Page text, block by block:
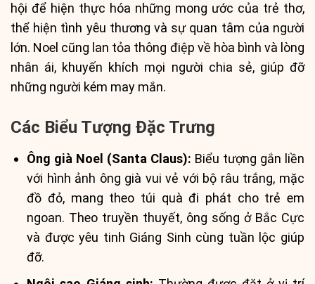
hội để hiện thực hóa những mong ước của trẻ thơ,
thể hiện tình yêu thương và sự quan tâm của người
lớn. Noel cũng lan tỏa thông điệp về hòa bình và lòng
nhân ái, khuyến khích mọi người chia sẻ, giúp đỡ
những người kém may mắn.
Các Biểu Tượng Đặc Trưng
Ông già Noel (Santa Claus): Biểu tượng gắn liền
với hình ảnh ông già vui vẻ với bộ râu trắng, mặc
đồ đỏ, mang theo túi quà đi phát cho trẻ em
ngoan. Theo truyền thuyết, ông sống ở Bắc Cực
và được yêu tinh Giáng Sinh cùng tuần lộc giúp
đỡ.